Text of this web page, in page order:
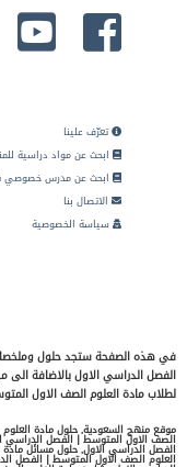
تعرّف علينا
ابحث عن مواد دراسية
ابحث عن مدرس خصوصي
الاتصال بنا
سياسة الخصوصية
في هذه الصفحة ستجد حلول
الفصل الدراسي الاول بالاضافة الى
لطلاب مادة العلوم الصف الاول
موقع منهج السعودية, حلول مادة
الصف الاول المتوسط | الفصل الدراسي
الفصل الدراسي الاول, حلول مسائل
العلوم الصف الاول المتوسط | الفصل